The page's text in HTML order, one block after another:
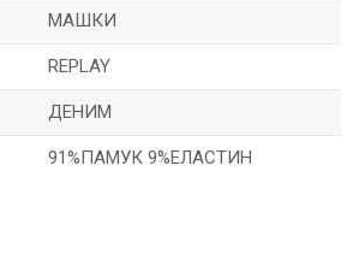
МАШКИ
REPLAY
ДЕНИМ
91%ПАМУК 9%ЕЛАСТИН